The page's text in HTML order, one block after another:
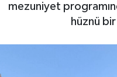
mezuniyet
hüznü